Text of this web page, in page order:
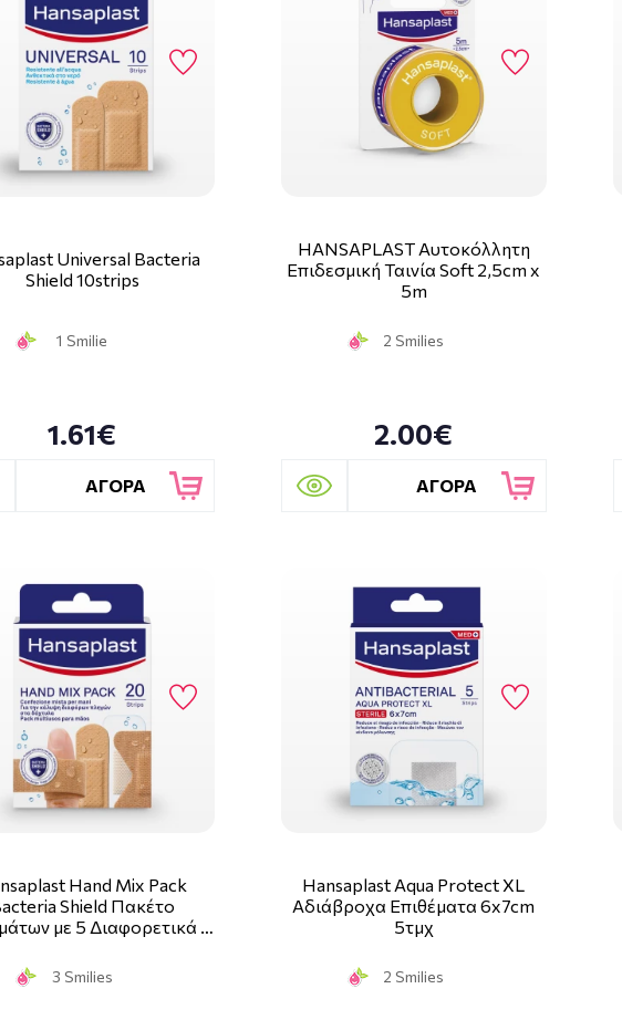
Universal Bacteria
Shield 10strips
1 Smilie
1.61€
ΑΓΟΡΑ
HANSAPLAST Αυτοκόλλητη
Επιδεσμική Ταινία Soft 2,5cm x
5m
2 Smilies
2.00€
ΑΓΟΡΑ
Hand Mix Pack
Shield Πακέτο
με 5 Διαφορετικά …
3 Smilies
Hansaplast Aqua Protect XL
Αδιάβροχα Επιθέματα 6x7cm
5τμχ
2 Smilies